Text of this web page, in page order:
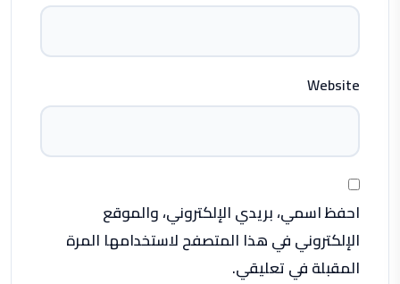
Website
احفظ اسمي، بريدي الإلكتروني، والموقع
الإلكتروني في هذا المتصفح لاستخدامها المرة
المقبلة في تعليقي.